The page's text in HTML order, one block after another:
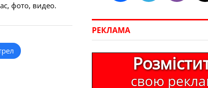
фото, видео.
РЕКЛАМА
свою